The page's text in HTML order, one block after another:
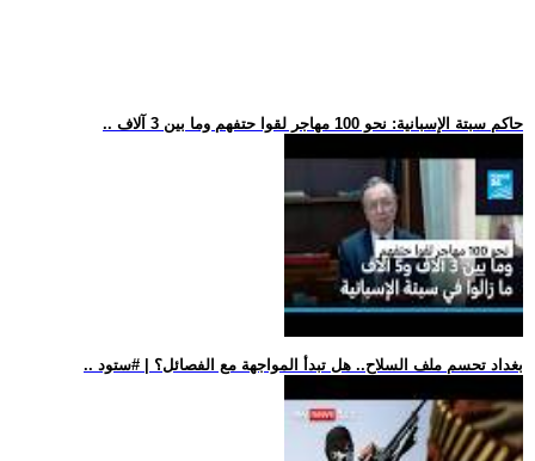
.. حاكم سبتة الإسبانية: نحو 100 مهاجر لقوا حتفهم وما بين 3 آلاف
.. بغداد تحسم ملف السلاح.. هل تبدأ المواجهة مع الفصائل؟ | #ستود